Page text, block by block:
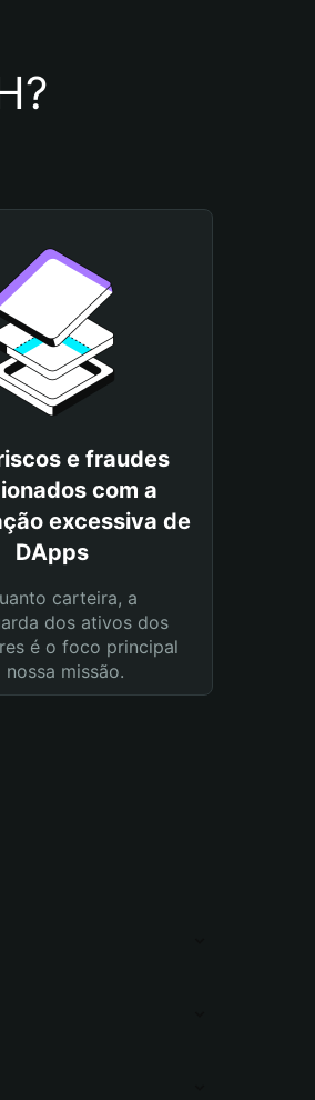
e fraudes
com a
excessiva de
DApps
carteira, a
dos ativos dos
é o foco principal
nossa missão.